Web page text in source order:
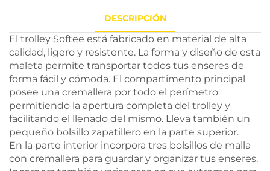
DESCRIPCIÓN
El trolley Softee está fabricado en material de alta
calidad, ligero y resistente. La forma y diseño de esta
maleta permite transportar todos tus enseres de
forma fácil y cómoda. El compartimento principal
posee una cremallera por todo el perímetro
permitiendo la apertura completa del trolley y
facilitando el llenado del mismo. Lleva también un
pequeño bolsillo zapatillero en la parte superior.
En la parte interior incorpora tres bolsillos de malla
con cremallera para guardar y organizar tus enseres.